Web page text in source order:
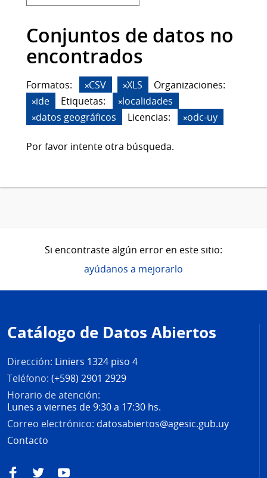
Conjuntos de datos no
encontrados
Formatos: CSV XLS
Organizaciones:
ide
Etiquetas:
localidades
datos geográficos
Licencias: odc-uy
Por favor intente otra búsqueda.
Si encontraste algún error en este sitio:
ayúdanos a mejorarlo
de
página
Catálogo de Datos Abiertos
Dirección: Liniers 1324 piso 4
Teléfono: (+598) 2901 2929
Horario de atención:
Lunes a viernes de 9:30 a 17:30 hs.
Correo electrónico: datosabiertos@agesic.gub.uy
Contacto
FacebookTwitterYouTube